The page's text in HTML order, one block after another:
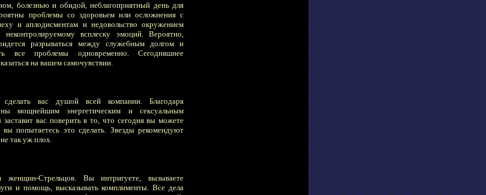
болезнью и обидой, неблагоприятный день для
проблемы со здоровьем или осложнения с
и аплодисментам и недовольство окружением
всплеску эмоций. Вероятно,
разрываться между служебным долгом и
все проблемы одновременно. Сегодняшнее
на вашем самочувствии.
вас душой всей компании. Благодаря
мощнейшим энергетическим и сексуальным
вас поверить в то, что сегодня вы можете
попытаетесь это сделать. Звезды рекомендуют
так уж плох.
женщин-Стрельцов. Вы интригуете, вызываете
и помощь, высказывать комплименты. Все дела